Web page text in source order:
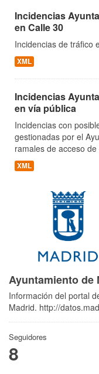
Incidencias
en Calle 30
Incidencias de tráfico
XML
Incidencias
en vía pública
Incidencias con
gestionadas por el
ramales de acceso
XML
Ayuntamiento de
Información del portal
Madrid. http://
Seguidores
8